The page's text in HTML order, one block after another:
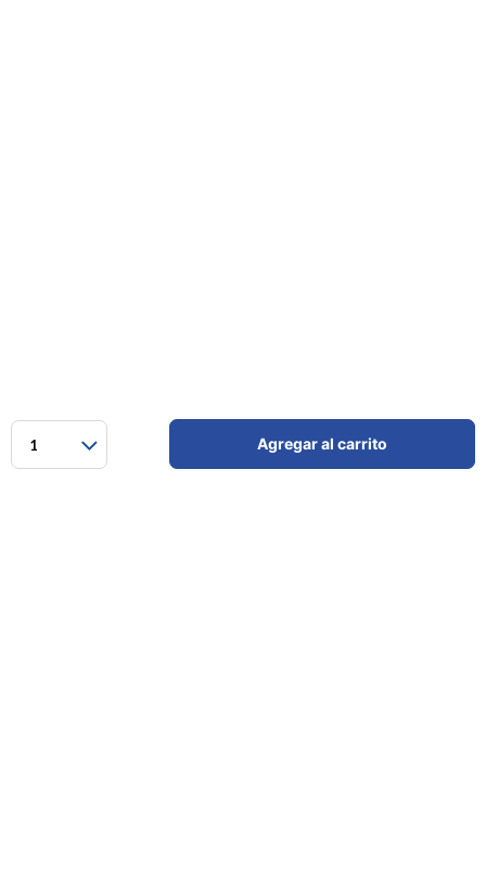
1 Agregar al carrito